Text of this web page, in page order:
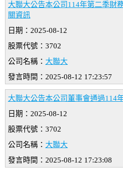
大聯大公告本公司114年第二季財
關資訊
日期：2025-08-12
股票代號：3702
公司名稱： 大聯大
發言時間：2025-08-12 17:23:57
大聯大公告本公司董事會通過114
日期：2025-08-12
股票代號：3702
公司名稱： 大聯大
發言時間：2025-08-12 17:23:08